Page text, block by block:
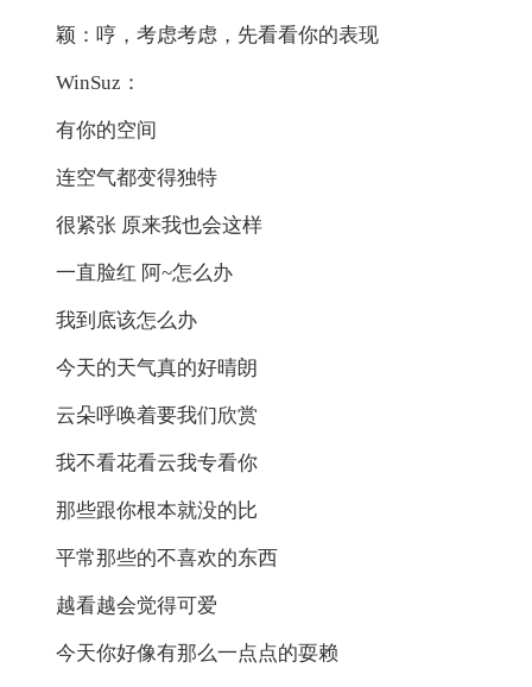
颖：哼，考虑考虑，先看看你的表现
WinSuz：
有你的空间
连空气都变得独特
很紧张 原来我也会这样
一直脸红 阿~怎么办
我到底该怎么办
今天的天气真的好晴朗
云朵呼唤着要我们欣赏
我不看花看云我专看你
那些跟你根本就没的比
平常那些的不喜欢的东西
越看越会觉得可爱
今天你好像有那么一点点的耍赖